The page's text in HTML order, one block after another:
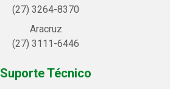
(27) 3264-8370
Aracruz
(27) 3111-6446
Suporte Técnico